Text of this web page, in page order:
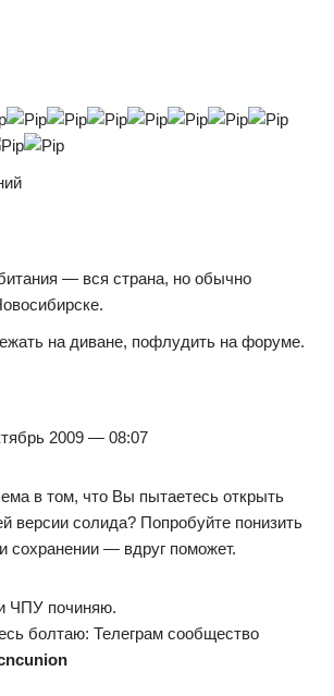
— вся страна, но обычно
на диване, пофлудить на форуме.
2009 — 08:07
в том, что Вы пытаетесь открыть
версии солида? Попробуйте понизить
сохранении — вдруг поможет.
ЧПУ починяю.
болтаю: Телеграм сообщество